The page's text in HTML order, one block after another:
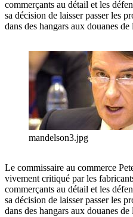
commerçants au détail et les
sa décision de laisser passer les
dans des hangars aux douanes de
mandelson3.jpg
Le commissaire au commerce
vivement critiqué par les
commerçants au détail et les
sa décision de laisser passer les
dans des hangars aux douanes de